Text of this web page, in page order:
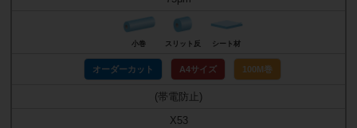
小巻 スリット反 シート材
オーダーカット A4サイズ 100M巻
(帯電防止)
X53